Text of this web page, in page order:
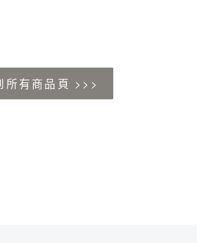
所有商品頁 >>>